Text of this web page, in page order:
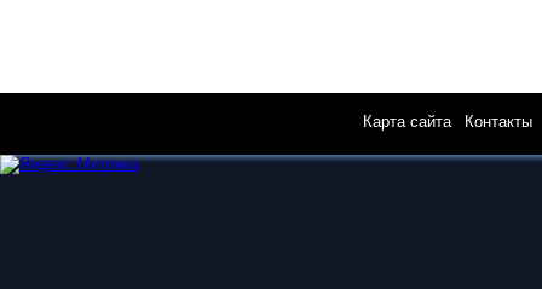
Карта сайта| Контакты